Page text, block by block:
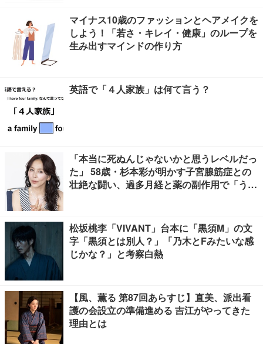
マイナス10歳のファッションとヘアメイクを
しよう！「若さ・キレイ・健康」のループを
生み出すマインドの作り方
英語で「４人家族」は何て言う？
「本当に死ぬんじゃないかと思うレベルだっ
た」 58歳・杉本彩が明かす子宮腺筋症との
壮絶な闘い、過多月経と薬の副作用で「うつ
松坂桃李「VIVANT」台本に「黒須M」の文
字「黒須とは別人？」「乃木とFみたいな感
じかな？」と考察白熱
【風、薫る 第87回あらすじ】直美、派出看
護の会設立の準備進める 吉江がやってきた
理由とは